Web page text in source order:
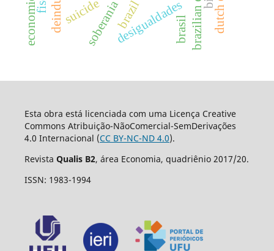
desigualdades
soberania brasil
brazil
suicide
Esta obra está licenciada com uma Licença Creative
Commons Atribuição-NãoComercial-SemDerivações
4.0 Internacional (CC BY-NC-ND 4.0).
Revista Qualis B2, área Economia, quadriênio 2017/20.
ISSN: 1983-1994